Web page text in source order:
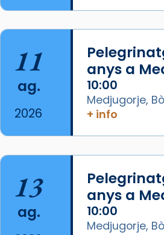
Lluís Companys,
arribar el seu
Lleó XIV.
Recupera
papa-viaje-
Photo
View on Facebook · Share
11
ag.
2026
anys a
10:00
Medjugorje,
+ info
13
ag.
anys a
10:00
Medjugorje,